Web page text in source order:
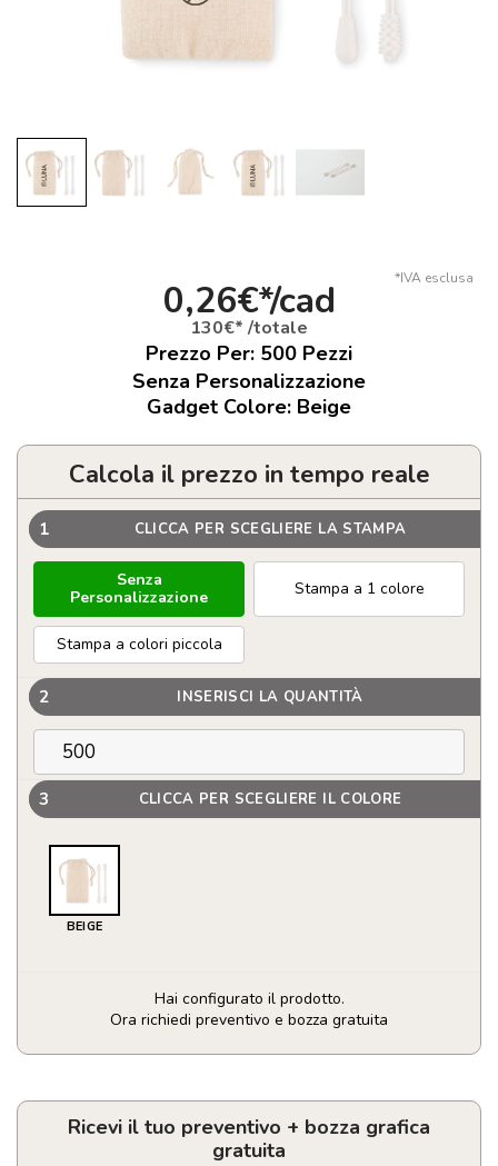
*IVA esclusa
0,26€*/cad
130€* /totale
Prezzo Per: 500 Pezzi
Senza Personalizzazione
Gadget Colore: Beige
Calcola il prezzo in tempo reale
1 CLICCA PER SCEGLIERE LA STAMPA
Senza
Personalizzazione
Stampa a 1 colore
Stampa a colori piccola
2 INSERISCI LA QUANTITÀ
3 CLICCA PER SCEGLIERE IL COLORE
BEIGE
Hai configurato il prodotto.
Ora richiedi preventivo e bozza gratuita
Set
2
bastonciniRicevi il tuo preventivo + bozza grafica
gratuita